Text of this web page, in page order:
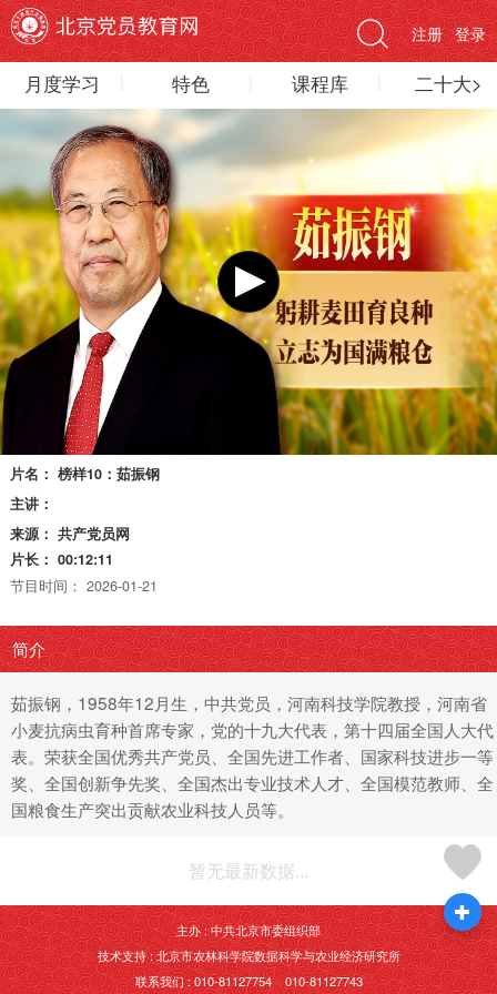
登录
注册
月度学习 特色 课程库 二十大>
片名： 榜样10：茹振钢
主讲：
来源： 共产党员网
片长： 00:12:11
节目时间： 2026-01-21
简介
茹振钢，1958年12月生，中共党员，河南科技学院教授，河南省
小麦抗病虫育种首席专家，党的十九大代表，第十四届全国人大代
表。荣获全国优秀共产党员、全国先进工作者、国家科技进步一等
奖、全国创新争先奖、全国杰出专业技术人才、全国模范教师、全
国粮食生产突出贡献农业科技人员等。
暂无最新数据...
主办 : 中共北京市委组织部
技术支持 : 北京市农林科学院数据科学与农业经济研究所
联系我们 : 010-81127754 010-81127743